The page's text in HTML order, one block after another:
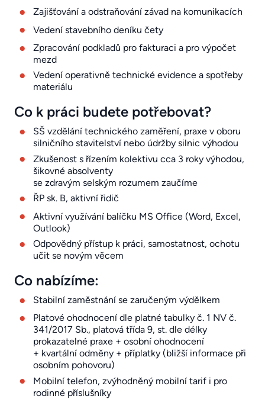
Zajišťování a odstraňování závad na komunikacích
Vedení stavebního deníku čety
Zpracování podkladů pro fakturaci a pro výpočet
mezd
Vedení operativně technické evidence a spotřeby
materiálu
Co k práci budete potřebovat?
SŠ vzdělání technického zaměření, praxe v oboru
silničního stavitelství nebo údržby silnic výhodou
Zkušenost s řízením kolektivu cca 3 roky výhodou,
šikovné absolventy
se zdravým selským rozumem zaučíme
ŘP sk. B, aktivní řidič
Aktivní využívání balíčku MS Office (Word, Excel,
Outlook)
Odpovědný přístup k práci, samostatnost, ochotu
učit se novým věcem
Co nabízíme:
Stabilní zaměstnání se zaručeným výdělkem
Platové ohodnocení dle platné tabulky č. 1 NV č.
341/2017 Sb., platová třída 9, st. dle délky
prokazatelné praxe + osobní ohodnocení
+ kvartální odměny + příplatky (bližší informace při
osobním pohovoru)
Mobilní telefon, zvýhodněný mobilní tarif i pro
rodinné příslušníky